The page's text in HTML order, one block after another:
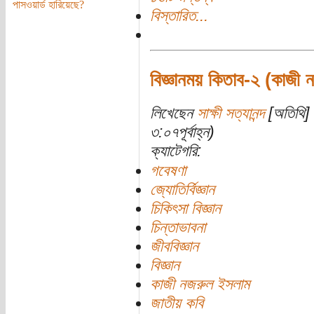
পাসওয়ার্ড হারিয়েছে?
বিস্তারিত...
বিজ্ঞানময় কিতাব-২
লিখেছেন সাক্ষী সত্যানন্দ[অতিথি]
৩:০৭পূর্বাহ্ন)
ক্যাটেগরি:
গবেষণা
জ্যোতির্বিজ্ঞান
চিকিৎসা বিজ্ঞান
চিন্তাভাবনা
জীববিজ্ঞান
বিজ্ঞান
কাজী নজরুল ইসলাম
জাতীয় কবি